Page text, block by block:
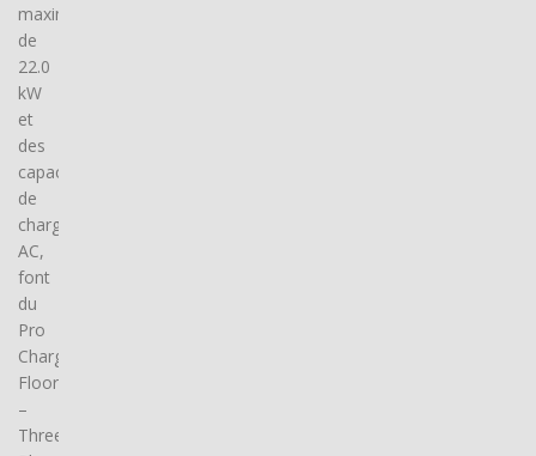
maximale
de
22.0
kW
et
des
capacités
de
charge
AC,
font
du
Pro
Charger
Floor
–
Three